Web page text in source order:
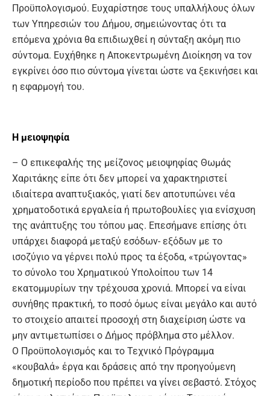
Προϋπολογισμού. Ευχαρίστησε τους υπαλλήλους όλων
των Υπηρεσιών του Δήμου, σημειώνοντας ότι τα
επόμενα χρόνια θα επιδιωχθεί η σύνταξη ακόμη πιο
σύντομα. Ευχήθηκε η Αποκεντρωμένη Διοίκηση να τον
εγκρίνει όσο πιο σύντομα γίνεται ώστε να ξεκινήσει και
η εφαρμογή του.
Η μειοψηφία
– Ο επικεφαλής της μείζονος μειοψηφίας Θωμάς
Χαριτάκης είπε ότι δεν μπορεί να χαρακτηριστεί
ιδιαίτερα αναπτυξιακός, γιατί δεν αποτυπώνει νέα
χρηματοδοτικά εργαλεία ή πρωτοβουλίες για ενίσχυση
της ανάπτυξης του τόπου μας. Επεσήμανε επίσης ότι
υπάρχει διαφορά μεταξύ εσόδων- εξόδων με το
ισοζύγιο να γέρνει πολύ προς τα έξοδα, «τρώγοντας»
το σύνολο του Χρηματικού Υπολοίπου των 14
εκατομμυρίων την τρέχουσα χρονιά. Μπορεί να είναι
συνήθης πρακτική, το ποσό όμως είναι μεγάλο και αυτό
το στοιχείο απαιτεί προσοχή στη διαχείριση ώστε να
μην αντιμετωπίσει ο Δήμος πρόβλημα στο μέλλον.
Ο Προϋπολογισμός και το Τεχνικό Πρόγραμμα
«κουβαλά» έργα και δράσεις από την προηγούμενη
δημοτική περίοδο που πρέπει να γίνει σεβαστό. Στόχος